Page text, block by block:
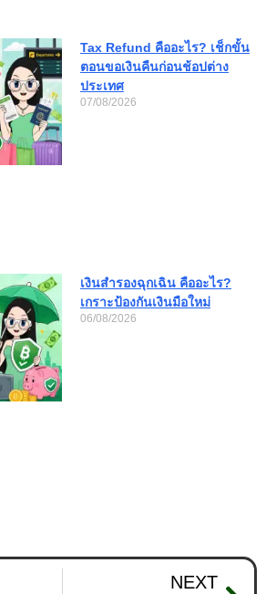
Tax Refund คืออะไร? เช็กขั้น
ตอนขอเงินคืนก่อนช้อปต่าง
ประเทศ
07/08/2026
เงินสำรองฉุกเฉิน คืออะไร?
เกราะป้องกันเงินมือใหม่
06/08/2026
NEXT